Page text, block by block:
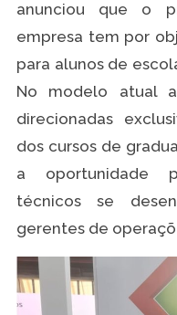
anunciou que o
empresa tem por
para alunos de
No modelo atual
direcionadas
dos cursos de
a oportunidade
técnicos se
gerentes de